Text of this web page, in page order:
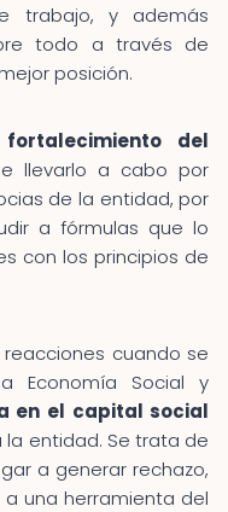
trabajo, y además
todo a través de
posición.
fortalecimiento del
llevarlo a cabo por
de la entidad, por
a fórmulas que lo
con los principios de
cuando se
Economía Social y
en el capital social
entidad. Se trata de
a generar rechazo,
una herramienta del